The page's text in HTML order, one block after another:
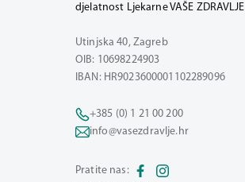
djelatnost Ljekarne VAŠE ZDRAVLJE
Utinjska 40, Zagreb
OIB: 10698224903
IBAN: HR9023600001102289096
+385 (0) 1 21 00 200
info@vasezdravlje.hr
Pratite nas: